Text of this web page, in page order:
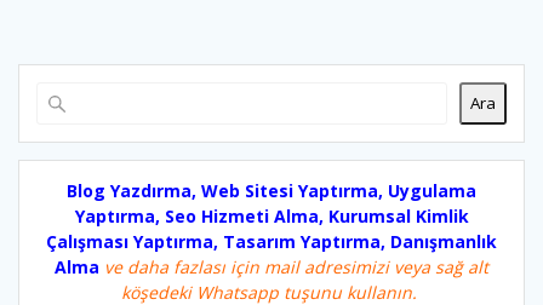
Ara
Blog Yazdırma, Web Sitesi Yaptırma, Uygulama
Yaptırma, Seo Hizmeti Alma, Kurumsal Kimlik
Çalışması Yaptırma, Tasarım Yaptırma, Danışmanlık
Alma ve daha fazlası için mail adresimizi veya sağ alt
köşedeki Whatsapp tuşunu kullanın.